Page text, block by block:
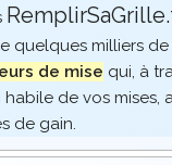
quelques milliers de
de mise qui, à
habile de vos mises,
de gain.